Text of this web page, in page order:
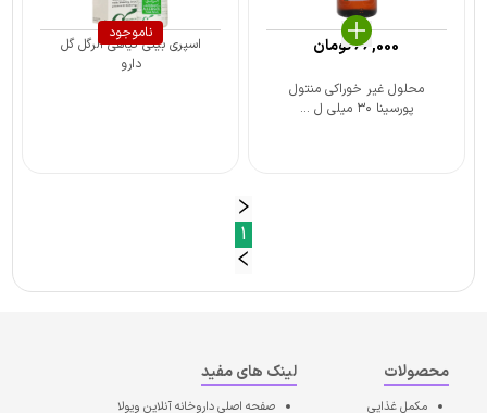
محلول غیر خوراکی منتول
پورسینا ۳۰ میلی ل ...
66,000تومان
ناموجود
اسپری بینی گیاهی آلرگل گل
دارو
1
محصولات
مکمل غذایی
لینک های مفید
صفحه اصلیداروخانه آنلاین ویولا